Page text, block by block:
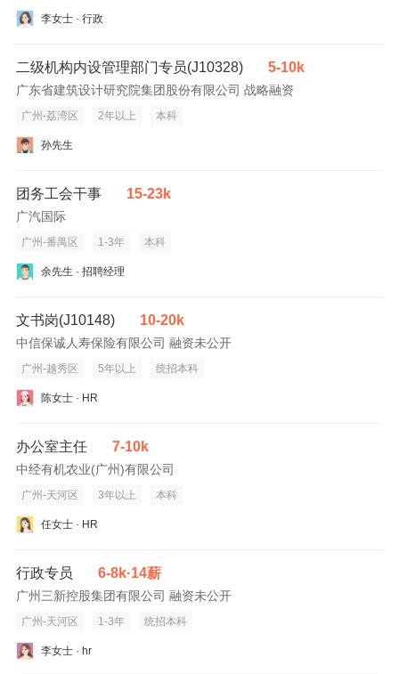
李女士 · 行政
二级机构内设管理部门专员(J10328) 5-10k
广东省建筑设计研究院集团股份有限公司 战略融资
广州-荔湾区 2年以上 本科
孙先生
团务工会干事 15-23k
广汽国际
广州-番禺区 1-3年 本科
余先生 · 招聘经理
文书岗(J10148) 10-20k
中信保诚人寿保险有限公司 融资未公开
广州-越秀区 5年以上 统招本科
陈女士 · HR
办公室主任 7-10k
中经有机农业(广州)有限公司
广州-天河区 3年以上 本科
任女士 · HR
行政专员 6-8k·14薪
广州三新控股集团有限公司 融资未公开
广州-天河区 1-3年 统招本科
李女士 · hr